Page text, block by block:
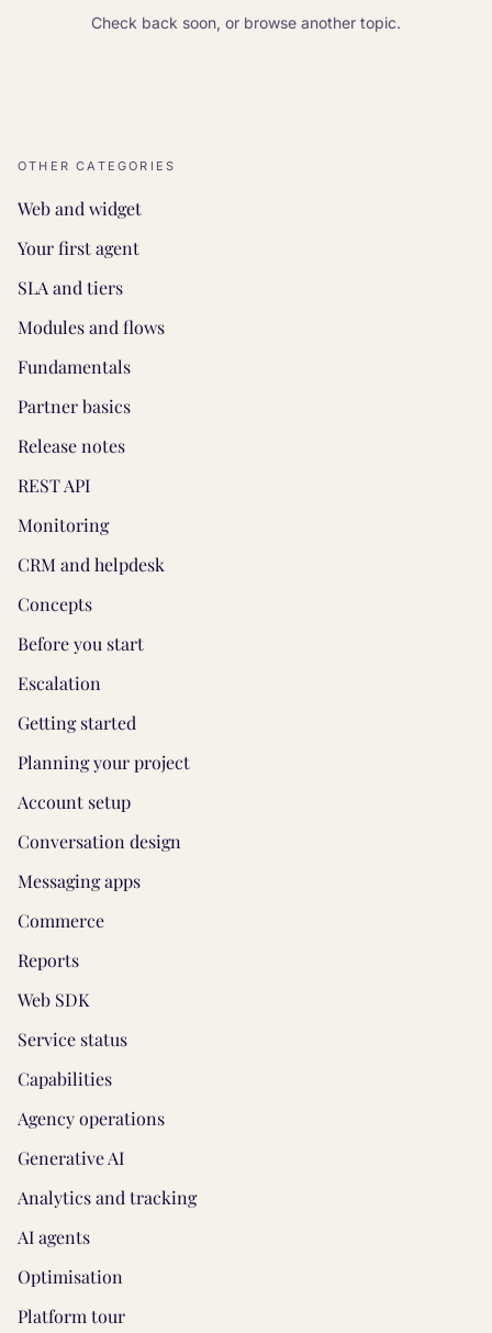
Check back soon, or browse another topic.
OTHER CATEGORIES
Web and widget
Your first agent
SLA and tiers
Modules and flows
Fundamentals
Partner basics
Release notes
REST API
Monitoring
CRM and helpdesk
Concepts
Before you start
Escalation
Getting started
Planning your project
Account setup
Conversation design
Messaging apps
Commerce
Reports
Web SDK
Service status
Capabilities
Agency operations
Generative AI
Analytics and tracking
AI agents
Optimisation
Platform tour